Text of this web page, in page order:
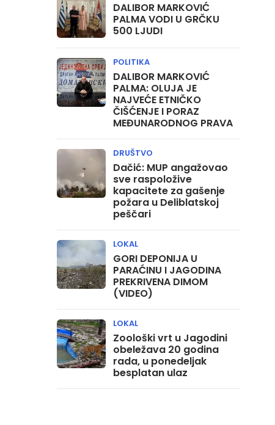
DALIBOR MARKOVIĆ
PALMA VODI U GRČKU
500 LJUDI
DALIBOR MARKOVIĆ
PALMA: OLUJA JE
NAJVEĆE ETNIČKO
ČIŠĆENJE I PORAZ
MEĐUNARODNOG PRAVA
POLITIKA
Dačić: MUP angažovao
sve raspoložive
kapacitete za gašenje
požara u Deliblatskoj
peščari
DRUŠTVO
GORI DEPONIJA U
PARAĆINU I JAGODINA
PREKRIVENA DIMOM
(VIDEO)
LOKAL
Zoološki vrt u Jagodini
obeležava 20 godina
rada, u ponedeljak
besplatan ulaz
LOKAL